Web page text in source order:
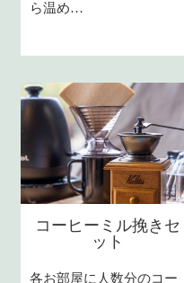
ら温め…
コーヒーミル挽きセ
ット
各お部屋に人数分のコー